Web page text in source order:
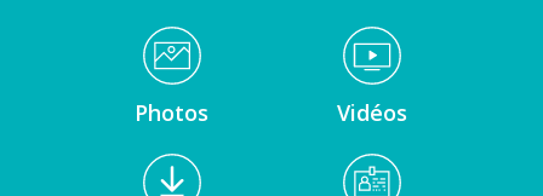
Médiathèque Footer
Photos Vidéos